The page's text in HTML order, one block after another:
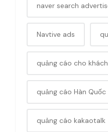
naver search
Navtive ads
quảng cáo cho
quảng cáo Hàn Quốc
quảng cáo kakaotalk